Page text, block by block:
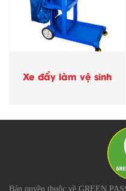
Xe đẩy làm vệ sinh
Bản quyền thuộc về GREEN